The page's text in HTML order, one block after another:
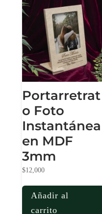
Portarretrat
o Foto
Instantánea
en MDF
3mm
$12,000
Añadir al
carrito